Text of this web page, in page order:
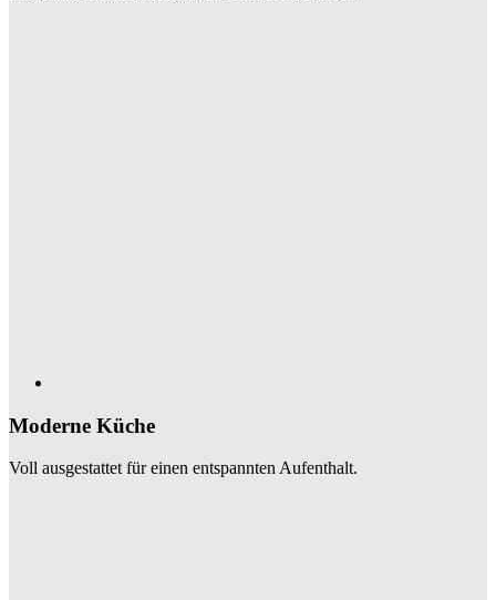
Moderne Küche
Voll ausgestattet für einen entspannten Aufenthalt.